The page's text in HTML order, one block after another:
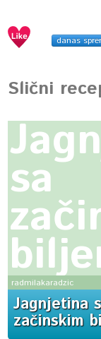
danas
Slični
sa
radmilakaradzic
Jagnjetina
začinskim